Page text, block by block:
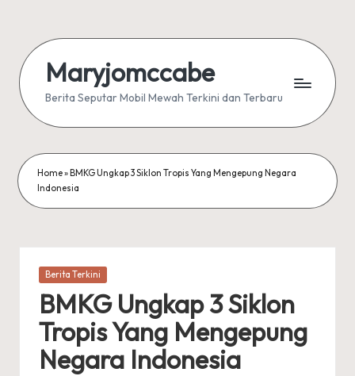
content
Maryjomccabe
Berita Seputar Mobil Mewah Terkini dan Terbaru
Home» BMKG Ungkap 3 Siklon Tropis Yang Mengepung Negara
Indonesia
Posted
Berita Terkini
BMKG Ungkap 3 Siklon
Tropis Yang Mengepung
Negara Indonesia